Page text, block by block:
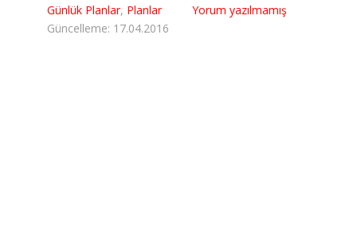
Günlük Planlar, Planlar
Yorum yazılmamış
Güncelleme: 17.04.2016